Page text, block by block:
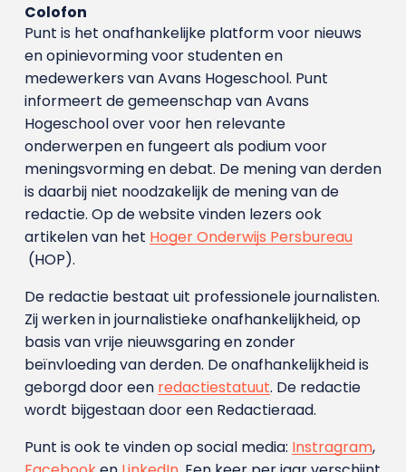
Colofon
Punt is het onafhankelijke platform voor nieuws
en opinievorming voor studenten en
medewerkers van Avans Hoge­school. Punt
informeert de gemeenschap van Avans
Hogeschool over voor hen relevante
onderwerpen en fungeert als podium voor
meningsvorming en debat. De mening van derden
is daarbij niet noodzakelijk de mening van de
redactie. Op de website vinden lezers ook
artikelen van het Hoger Onderwijs Persbureau
(HOP).
De redactie bestaat uit professionele journalisten.
Zij werken in journalistieke onafhankelijkheid, op
basis van vrije nieuwsgaring en zonder
beïnvloeding van derden. De onafhankelijkheid is
geborgd door een redactiestatuut. De redactie
wordt bijgestaan door een Redactieraad.
Punt is ook te vinden op social media: Instragram,